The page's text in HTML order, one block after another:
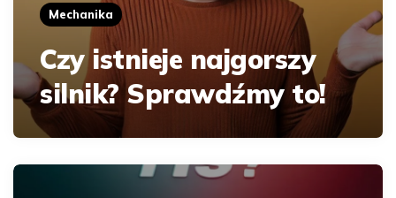
Mechanika
Czy istnieje najgorszy
silnik? Sprawdźmy to!